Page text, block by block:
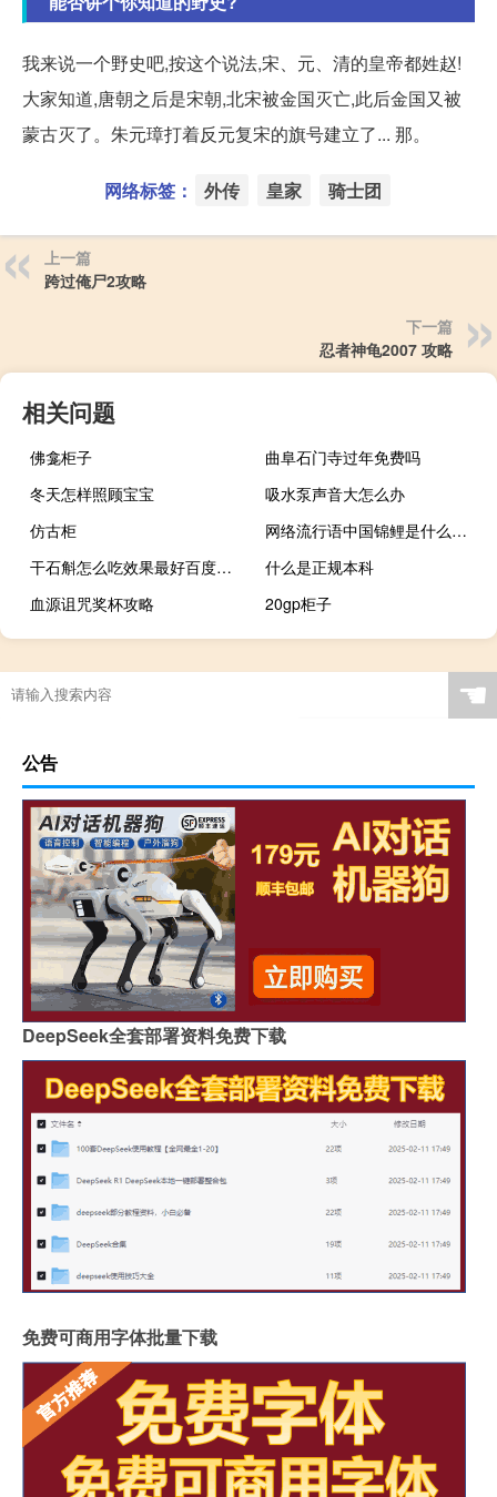
我来说一个野史吧,按这个说法,宋、元、清的皇帝都姓赵!
大家知道,唐朝之后是宋朝,北宋被金国灭亡,此后金国又被
蒙古灭了。朱元璋打着反元复宋的旗号建立了... 那。
网络标签： 外传 皇家 骑士团
上一篇
跨过俺尸2攻略
下一篇
忍者神龟2007 攻略
相关问题
佛龛柜子
曲阜石门寺过年免费吗
冬天怎样照顾宝宝
吸水泵声音大怎么办
仿古柜
网络流行语中国锦鲤是什么意思什么梗
干石斛怎么吃效果最好百度（干石斛怎么吃）
什么是正规本科
血源诅咒奖杯攻略
20gp柜子
☚
公告
DeepSeek全套部署资料免费下载
免费可商用字体批量下载